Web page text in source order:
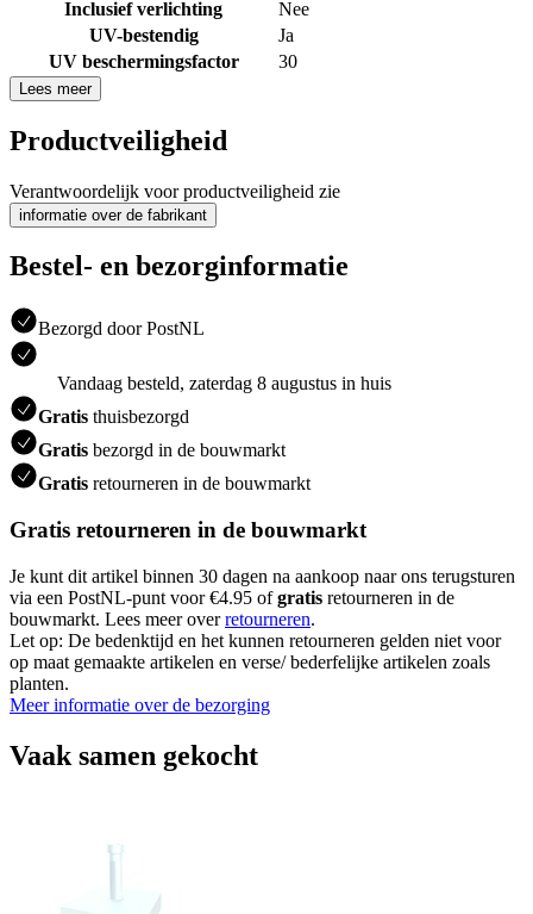
Inclusief verlichting
Nee
UV-bestendig
Ja
UV beschermingsfactor
30
Lees meer
Productveiligheid
Verantwoordelijk voor productveiligheid zie
informatie over de fabrikant
Bestel- en bezorginformatie
Bezorgd door PostNL
Vandaag besteld, zaterdag 8 augustus in huis
Gratis thuisbezorgd
Gratis bezorgd in de bouwmarkt
Gratis retourneren in de bouwmarkt
Gratis retourneren in de bouwmarkt
Je kunt dit artikel binnen 30 dagen na aankoop naar ons terugsturen
via een PostNL-punt voor €4.95 ofgratis retourneren in de
bouwmarkt. Lees meer overretourneren.
Let op: De bedenktijd en het kunnen retourneren gelden niet voor
op maat gemaakte artikelen en verse/ bederfelijke artikelen zoals
planten.
Meer informatie over de bezorging
Vaak samen gekocht